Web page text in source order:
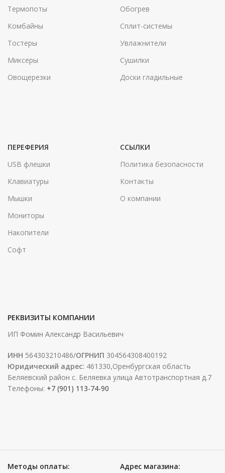
изюминкой
интерьера вашего кафе.
Термопоты
Комбайны
Тостеры
Миксеры
Овощерезки
Обогрев
Сплит-системы
Увлажнители
Сушилки
Доски гладильные
ПЕРЕФЕРИЯ
USB флешки
Клавиатуры
Мышки
Мониторы
Накопители
Софт
ССЫЛКИ
Политика безопасности
Контакты
О компании
РЕКВИЗИТЫ КОМПАНИИ
ИП Фомин Александр Васильевич
ИНН 564303210486/ОГРНИП 304564308400192
Юридический адрес: 461330,Оренбургская область
Беляевский район с. Беляевка улица Автотранспортная д.7
Телефоны: +7 (901) 113-74-90
Методы оплаты: Адрес магазина: